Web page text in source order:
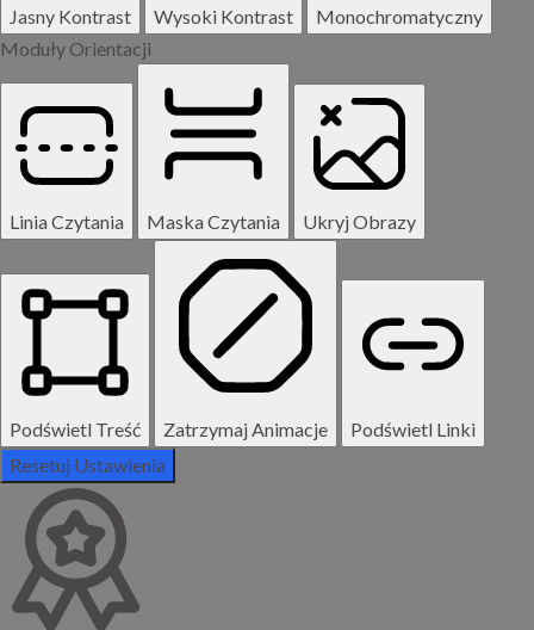
Jasny Kontrast Wysoki Kontrast
Monochromatyczny
Moduły Orientacji
Linia Czytania Maska Czytania Ukryj Obrazy
Podświetl Treść Zatrzymaj Animacje
Podświetl Linki
Resetuj Ustawienia